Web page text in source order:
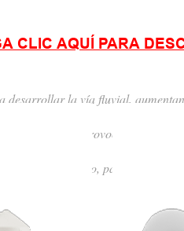
CLIC AQUÍ PARA
desarrollar la vía fluvial,
en el río, provocando la
y el dragado, para garantizar